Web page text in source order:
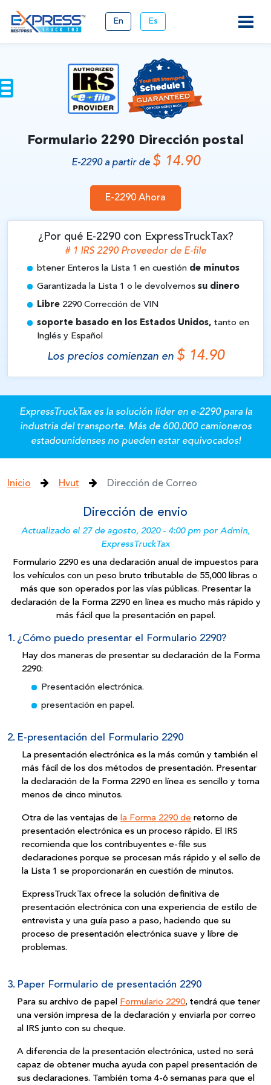
En Es
Formulario 2290 Dirección postal
E-2290 a partir de $ 14.90
E-2290 Ahora
¿Por qué E-2290 con ExpressTruckTax?
# 1 IRS 2290 Proveedor de E-file
btener Enteros la Lista 1 en cuestión de minutos
Garantizada la Lista 1 o le devolvemos su dinero
Libre 2290 Corrección de VIN
soporte basado en los Estados Unidos, tanto en
Inglés y Español
Los precios comienzan en $ 14.90
ExpressTruckTax es la solución líder en e-2290 para la
industria del transporte.Más de 600.000 camioneros
estadounidenses no pueden estar equivocados!
Inicio Hvut Dirección de Correo
Dirección de envio
Actualizado el 27 de agosto, 2020 - 4:00 pm por Admin,
ExpressTruckTax
Formulario 2290 es una declaración anual de impuestos para
los vehículos con un peso bruto tributable de 55,000 libras o
más que son operados por las vías públicas. Presentar la
declaración de la Forma 2290 en línea es mucho más rápido y
más fácil que la presentación en papel.
1. ¿Cómo puedo presentar el Formulario 2290?
Hay dos maneras de presentar su declaración de la Forma
2290:
Presentación electrónica.
presentación en papel.
2. E-presentación del Formulario 2290
La presentación electrónica es la más común y también el
más fácil de los dos métodos de presentación. Presentar
la declaración de la Forma 2290 en línea es sencillo y toma
menos de cinco minutos.
Otra de las ventajas de la Forma 2290 de retorno de
presentación electrónica es un proceso rápido. El IRS
recomienda que los contribuyentes e-file sus
declaraciones porque se procesan más rápido y el sello de
la Lista 1 se proporcionarán en cuestión de minutos.
ExpressTruckTax ofrece la solución definitiva de
presentación electrónica con una experiencia de estilo de
entrevista y una guía paso a paso, haciendo que su
proceso de presentación electrónica suave y libre de
problemas.
3. Paper Formulario de presentación 2290
Para su archivo de papel Formulario 2290, tendrá que tener
una versión impresa de la declaración y enviarla por correo
al IRS junto con su cheque.
A diferencia de la presentación electrónica, usted no será
capaz de obtener mucha ayuda con papel presentación de
sus declaraciones. También toma 4-6 semanas para que el